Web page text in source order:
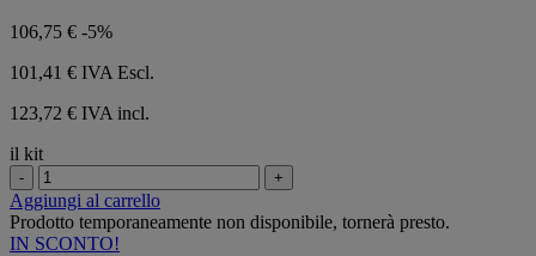
106,75 € -5%
101,41 € IVA Escl.
123,72 € IVA incl.
il kit
- +
Aggiungi al carrello
Prodotto temporaneamente non disponibile, tornerà presto.
IN SCONTO!